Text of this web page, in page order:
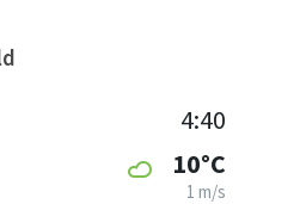
4:40
10°C
1 m/s